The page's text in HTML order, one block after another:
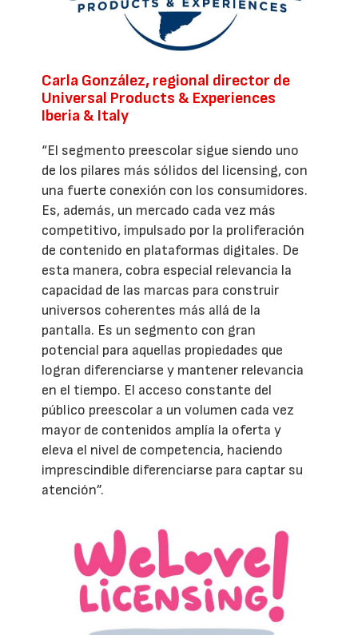
Carla González, regional director de
Universal Products & Experiences
Iberia & Italy
“El segmento preescolar sigue siendo uno
de los pilares más sólidos del licensing, con
una fuerte conexión con los consumidores.
Es, además, un mercado cada vez más
competitivo, impulsado por la proliferación
de contenido en plataformas digitales. De
esta manera, cobra especial relevancia la
capacidad de las marcas para construir
universos coherentes más allá de la
pantalla. Es un segmento con gran
potencial para aquellas propiedades que
logran diferenciarse y mantener relevancia
en el tiempo. El acceso constante del
público preescolar a un volumen cada vez
mayor de contenidos amplía la oferta y
eleva el nivel de competencia, haciendo
imprescindible diferenciarse para captar su
atención”.